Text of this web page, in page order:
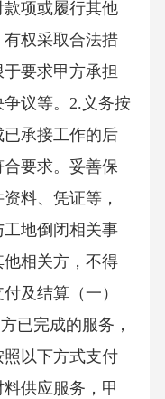
项或履行其他
权采取合法措
要求甲方承担
议等。2.义务按
承接工作的后
要求。妥善保
料、凭证等，
地倒闭相关事
相关方，不得
及结算（一）
已完成的服务，
以下方式支付
供应服务，甲